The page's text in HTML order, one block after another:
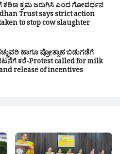
ಕಠಿಣ ಕ್ರಮ ಜರುಗಿಸಿ ಎಂದ ಗೋವರ್ಧನ
Trust says strict action
to stop cow slaughter
ಹಾಗೂ ಪ್ರೋತ್ಸಾಹ ಬಿಡುಗಡೆಗೆ
ಕರೆ-Protest called for milk
release of incentives